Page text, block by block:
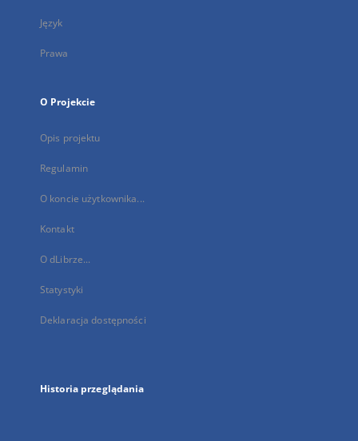
Język
Prawa
O Projekcie
Opis projektu
Regulamin
O koncie użytkownika...
Kontakt
O dLibrze...
Statystyki
Deklaracja dostępności
Historia przeglądania